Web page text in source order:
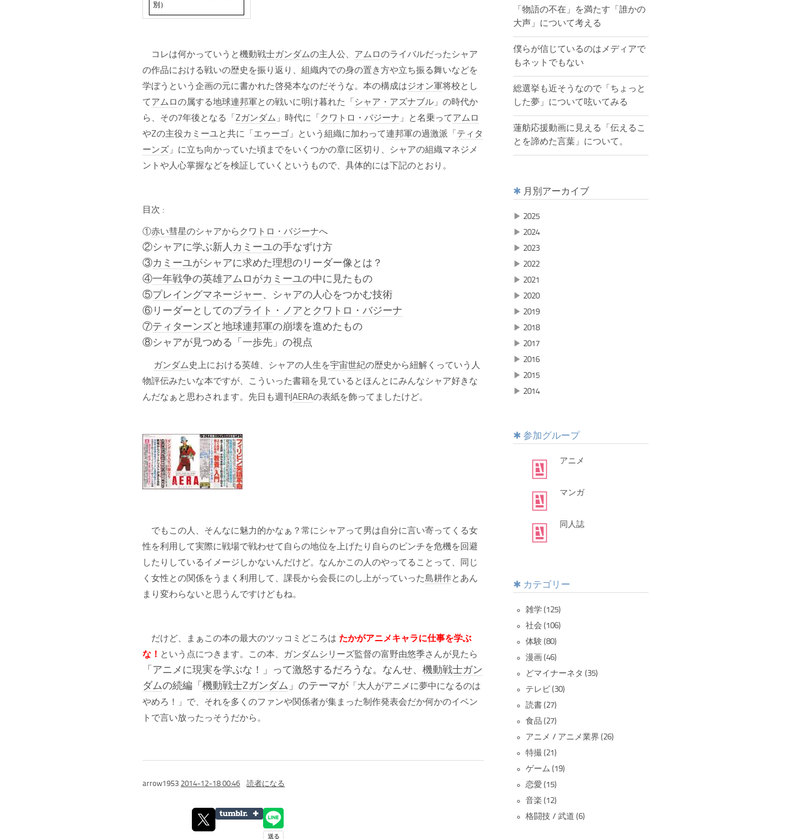
別）
コレは何かっていうと 機動戦士ガンダムの主人公、 アムロ のライバルだったシャア
の作品における戦いの歴史を振り返り、組織内での身の置き方や立ち振る舞いなどを
学ぼうという企画の元に書かれた啓発本なのだそうな。本の構成は ジオン軍将校とし
て アムロ の属する地球連邦軍 との戦いに明け暮れた「 シャア・アズナブル 」の時代か
ら、その7年後となる「 Zガンダム 」時代に「 クワトロ・バジーナ 」と名乗って アムロ
やZの主役カミーユと共に「 エゥーゴ 」という組織に加わって 連邦軍の過激派「 ティタ
ーンズ 」に立ち向かっていた頃までをいくつかの章に区切り、シャアの組織マネジメ
ントや人心掌握などを検証していくというもので、具体的には下記のとおり。
目次 :
①赤い彗星のシャアから クワトロ・バジーナへ
②シャアに学ぶ新人カミーユの手なずけ方
③カミーユがシャアに求めた理想のリーダー像とは？
④一年戦争の英雄アムロ がカミーユの中に見たもの
⑤プレイングマネージャー、シャアの人心をつかむ技術
⑥リーダーとしてのブライト・ノア と クワトロ・バジーナ
⑦ティターンズ と地球連邦軍の崩壊を進めたもの
⑧シャアが見つめる「一歩先」の視点
ガンダム 史上における英雄、シャアの人生を宇宙世紀の歴史から紐解くっていう人
物評伝みたいな本ですが、こういった書籍を見ているとほんとにみんなシャア好きな
んだなぁと思わされます。先日も週刊 AERAの表紙を飾ってましたけど。
でもこの人、そんなに魅力的かなぁ？常にシャアって男は自分に言い寄ってくる女
性を利用して実際に戦場で戦わせて自らの地位を上げたり自らのピンチを危機を回避
したりしているイメージしかないんだけど。なんかこの人のやってることって、同じ
く女性との関係をうまく利用して、課長から会長にのし上がっていった島耕作とあん
まり変わらないと思うんですけどもね。
だけど、まぁこの本の最大のツッコミどころは たかがアニメキャラに仕事を学ぶ
な！ という点につきます。この本、 ガンダムシリーズ 監督の富野由悠季さんが見たら
「アニメに現実を学ぶな！」って激怒するだろうな。 なんせ、 機動戦士ガン
ダムの続編「 機動戦士Zガンダム 」のテーマが 「大人がアニメに夢中になるのは
やめろ！」で、それを多くのファンや関係者が集まった制作発表会だか何かのイベン
トで言い放ったっそうだから。
arrow1953 2014-12-18 00:46 読者になる
「物語の不在」を満たす「誰かの
大声」について考える
僕らが信じているのはメディアで
もネットでもない
総選挙も近そうなので「ちょっと
した夢」について呟いてみる
蓮舫応援動画に見える「伝えるこ
とを諦めた言葉」について。
月別アーカイブ
▶ 2025
▶ 2024
▶ 2023
▶ 2022
▶ 2021
▶ 2020
▶ 2019
▶ 2018
▶ 2017
▶ 2016
▶ 2015
▶ 2014
参加グループ
アニメ
マンガ
同人誌
カテゴリー
雑学 (125)
社会 (106)
体験 (80)
漫画 (46)
どマイナーネタ (35)
テレビ (30)
読書 (27)
食品 (27)
アニメ / アニメ業界 (26)
特撮 (21)
ゲーム (19)
恋愛 (15)
音楽 (12)
格闘技 / 武道 (6)